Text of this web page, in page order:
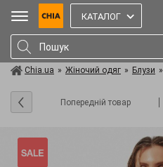
КАТАЛОГ
Chia.ua » Жіночий одяг » Блузи »
Попередній товар